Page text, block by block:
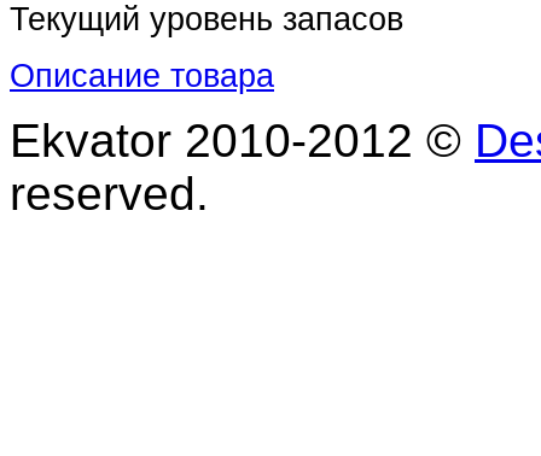
Текущий уровень запасов
Описание товара
Ekvator 2010-2012 ©
reserved.